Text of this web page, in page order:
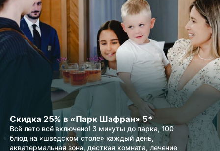
Скидка 25% в «Парк Шафран» 5*
Всё лето всё включено! 3 минуты до парка, 100
блюд на «шведском столе» каждый день,
акватермальная зона, десткая комната, лечение